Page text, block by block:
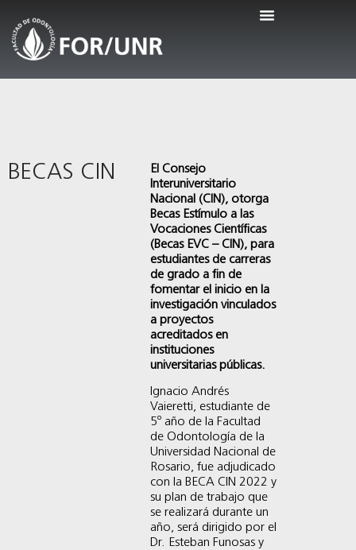
BECAS CIN
El Consejo
Interuniversitario
Nacional (CIN), otorga
Becas Estímulo a las
Vocaciones Científicas
(Becas EVC – CIN), para
estudiantes de carreras
de grado a fin de
fomentar el inicio en la
investigación vinculados
a proyectos
acreditados en
instituciones
universitarias públicas.
Ignacio Andrés
Vaieretti, estudiante de
5º año de la Facultad
de Odontología de la
Universidad Nacional de
Rosario, fue adjudicado
con la BECA CIN 2022 y
su plan de trabajo que
se realizará durante un
año, será dirigido por el
Dr. Esteban Funosas y